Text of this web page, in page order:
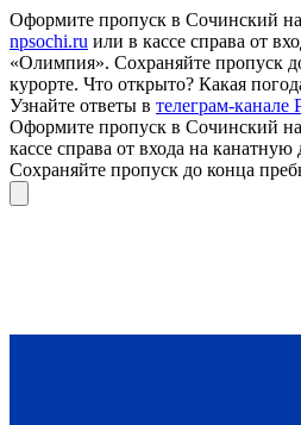
Оформите пропуск в Сочинский
npsochi.ru или в кассе справа от
«Олимпия». Сохраняйте пропуск
курорте. Что открыто? Какая
Узнайте ответы в телеграм-канале
Оформите пропуск в Сочинский
кассе справа от входа на
Сохраняйте пропуск до конца